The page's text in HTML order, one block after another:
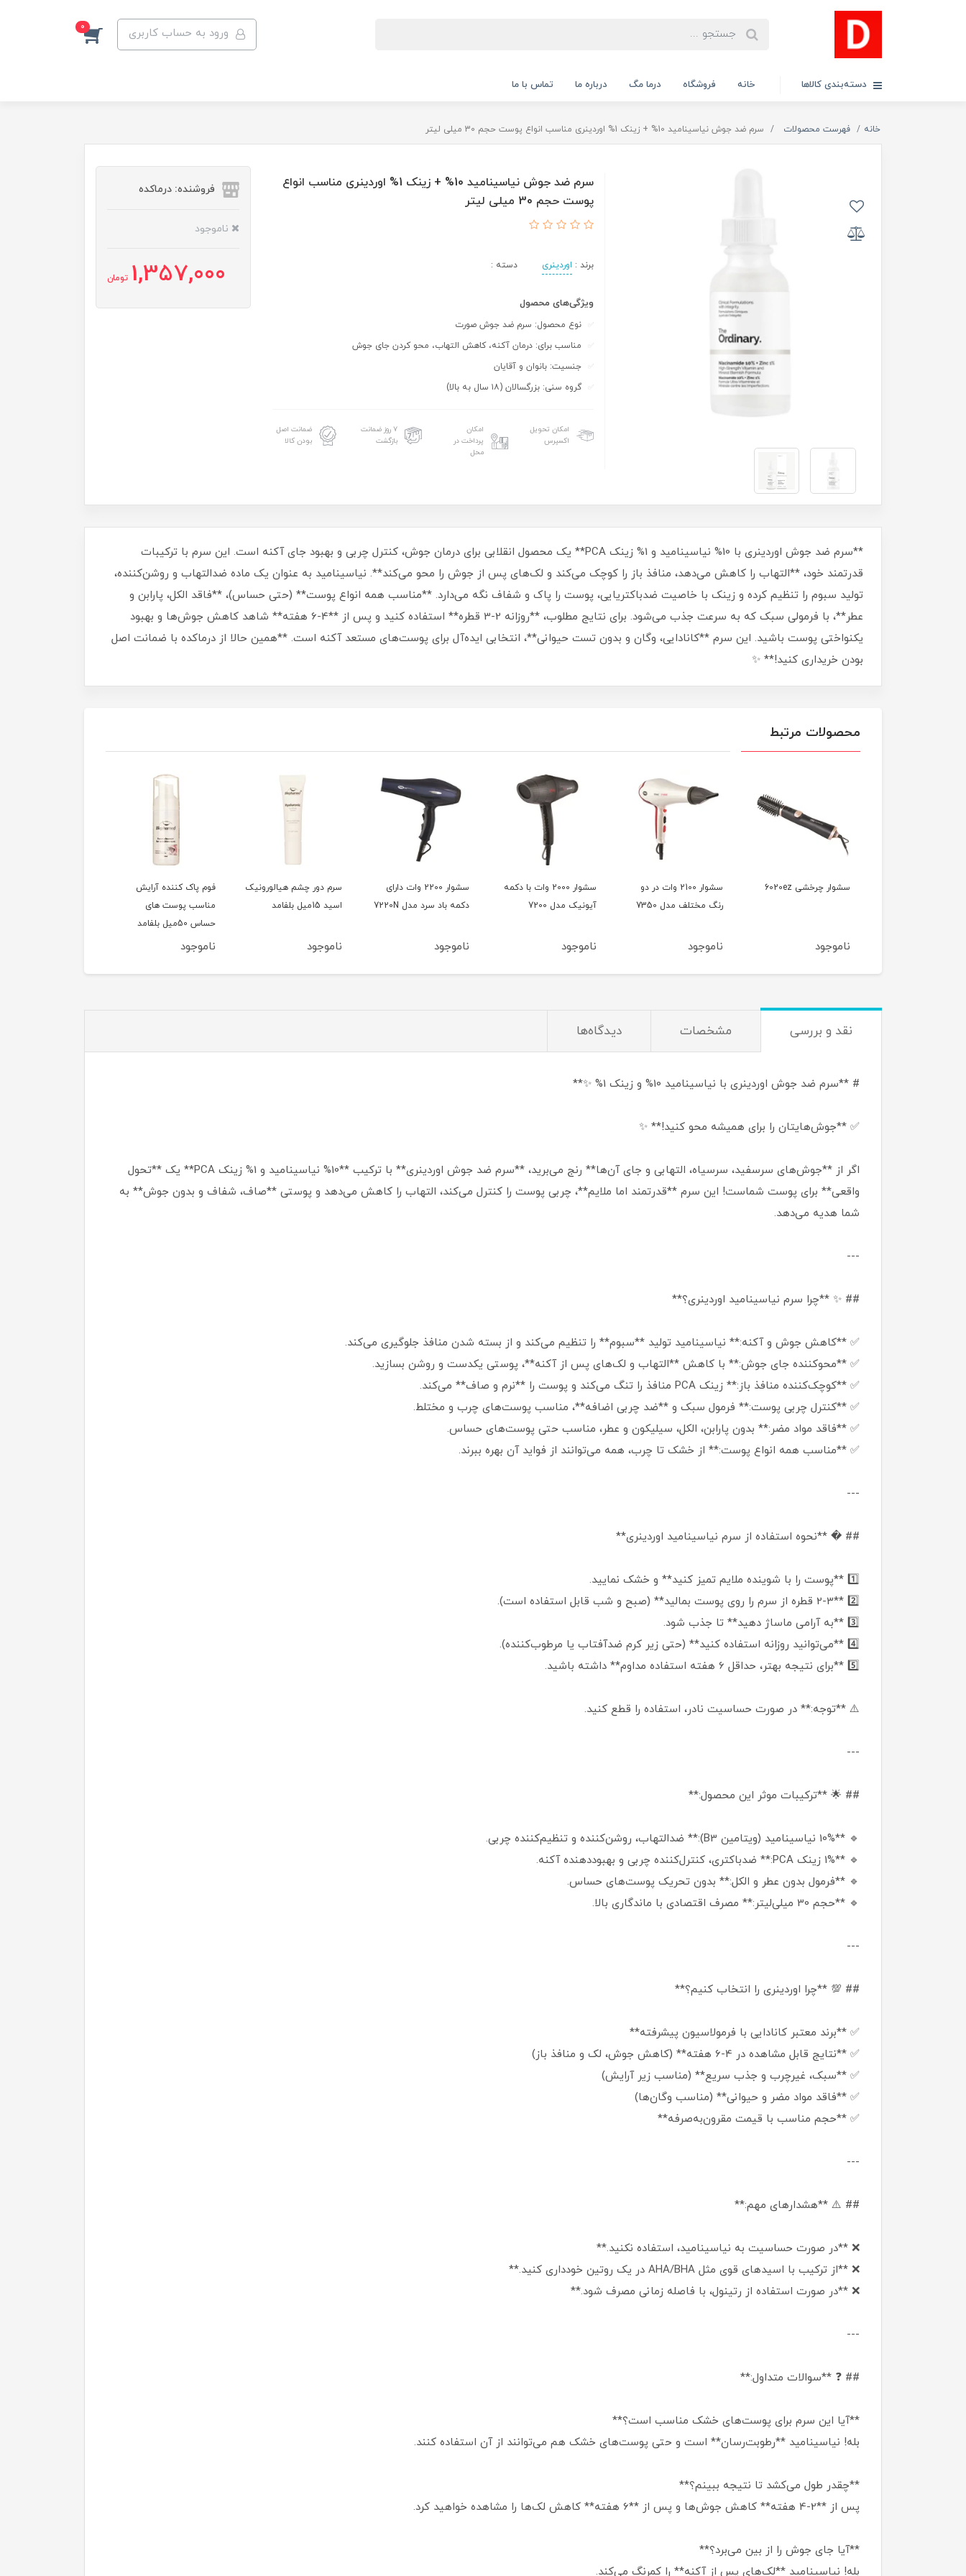
ورود به حساب کاربری 0
دسته‌بندی کالاها خانه فروشگاه درما مگ درباره ما تماس با ما
خانه فهرست محصولات سرم ضد جوش نیاسینامید 10% + زینک 1% اوردینری مناسب انواع پوست حجم 30 میلی لیتر
سرم ضد جوش نیاسینامید 10% + زینک 1% اوردینری مناسب انواع
پوست حجم 30 میلی لیتر
برند : اوردینری دسته :
ویژگی‌های محصول
نوع محصول: سرم ضد جوش صورت
مناسب برای: درمان آکنه، کاهش التهاب، محو کردن جای جوش
جنسیت: بانوان و آقایان
گروه سنی: بزرگسالان (۱۸ سال به بالا)
امکان تحویل
اکسپرس
امکان
پرداخت در
محل
۷ روز ضمانت
بازگشت
ضمانت اصل
بودن کالا
فروشنده: درماکده
ناموجود
1,357,000 تومان
**سرم ضد جوش اوردینری با 10% نیاسینامید و 1% زینک PCA** یک محصول انقلابی برای درمان جوش، کنترل چربی و بهبود جای آکنه است. این سرم با ترکیبات
قدرتمند خود، **التهاب را کاهش می‌دهد، منافذ باز را کوچک می‌کند و لک‌های پس از جوش را محو می‌کند**. نیاسینامید به عنوان یک ماده ضدالتهاب و روشن‌کننده،
تولید سبوم را تنظیم کرده و زینک با خاصیت ضدباکتریایی، پوست را پاک و شفاف نگه می‌دارد. **مناسب همه انواع پوست** (حتی حساس)، **فاقد الکل، پارابن و
عطر**، با فرمولی سبک که به سرعت جذب می‌شود. برای نتایج مطلوب، **روزانه 2-3 قطره** استفاده کنید و پس از **4-6 هفته** شاهد کاهش جوش‌ها و بهبود
یکنواختی پوست باشید. این سرم **کانادایی، وگان و بدون تست حیوانی**، انتخابی ایده‌آل برای پوست‌های مستعد آکنه است. **همین حالا از درماکده با ضمانت اصل
بودن خریداری کنید!** ✨
محصولات مرتبط
سشوار چرخشی 6020ez
ناموجود
سشوار 2100 وات در دو
رنگ مختلف مدل 7350
ناموجود
سشوار 2000 وات با دکمه
آیونیک مدل 7200
ناموجود
سشوار 2200 وات دارای
دکمه باد سرد مدل 7220N
ناموجود
سرم دور چشم هیالورونیک
اسید 15میل بلفامد
ناموجود
فوم پاک کننده آرایش
مناسب پوست های
حساس 50میل بلفامد
ناموجود
نقد و بررسی مشخصات دیدگاه‌ها
# **سرم ضد جوش اوردینری با نیاسینامید 10% و زینک 1% ✨**
✅ **جوش‌هایتان را برای همیشه محو کنید!** ✨
اگر از **جوش‌های سرسفید، سرسیاه، التهابی و جای آن‌ها** رنج می‌برید، **سرم ضد جوش اوردینری** با ترکیب **10% نیاسینامید و 1% زینک PCA** یک **تحول
واقعی** برای پوست شماست! این سرم **قدرتمند اما ملایم**، چربی پوست را کنترل می‌کند، التهاب را کاهش می‌دهد و پوستی **صاف، شفاف و بدون جوش** به
شما هدیه می‌دهد.
---
## ✨ **چرا سرم نیاسینامید اوردینری؟**
✅ **کاهش جوش و آکنه:** نیاسینامید تولید **سبوم** را تنظیم می‌کند و از بسته شدن منافذ جلوگیری می‌کند.
✅ **محوکننده جای جوش:** با کاهش **التهاب و لک‌های پس از آکنه**، پوستی یکدست و روشن بسازید.
✅ **کوچک‌کننده منافذ باز:** زینک PCA منافذ را تنگ می‌کند و پوست را **نرم و صاف** می‌کند.
✅ **کنترل چربی پوست:** فرمول سبک و **ضد چربی اضافه**، مناسب پوست‌های چرب و مختلط.
✅ **فاقد مواد مضر:** بدون پارابن، الکل، سیلیکون و عطر، مناسب حتی پوست‌های حساس.
✅ **مناسب همه انواع پوست:** از خشک تا چرب، همه می‌توانند از فواید آن بهره ببرند.
---
## � **نحوه استفاده از سرم نیاسینامید اوردینری**
1️⃣ **پوست را با شوینده ملایم تمیز کنید** و خشک نمایید.
2️⃣ **2-3 قطره از سرم را روی پوست بمالید** (صبح و شب قابل استفاده است).
3️⃣ **به آرامی ماساژ دهید** تا جذب شود.
4️⃣ **می‌توانید روزانه استفاده کنید** (حتی زیر کرم ضدآفتاب یا مرطوب‌کننده).
5️⃣ **برای نتیجه بهتر، حداقل 6 هفته استفاده مداوم** داشته باشید.
⚠️ **توجه:** در صورت حساسیت نادر، استفاده را قطع کنید.
---
## 🌟 **ترکیبات موثر این محصول:**
🔹 **10% نیاسینامید (ویتامین B3):** ضدالتهاب، روشن‌کننده و تنظیم‌کننده چربی.
🔹 **1% زینک PCA:** ضدباکتری، کنترل‌کننده چربی و بهبوددهنده آکنه.
🔹 **فرمول بدون عطر و الکل:** بدون تحریک پوست‌های حساس.
🔹 **حجم 30 میلی‌لیتر:** مصرف اقتصادی با ماندگاری بالا.
---
## 💯 **چرا اوردینری را انتخاب کنیم؟**
✅ **برند معتبر کانادایی با فرمولاسیون پیشرفته**
✅ **نتایج قابل مشاهده در 4-6 هفته** (کاهش جوش، لک و منافذ باز)
✅ **سبک، غیرچرب و جذب سریع** (مناسب زیر آرایش)
✅ **فاقد مواد مضر و حیوانی** (مناسب وگان‌ها)
✅ **حجم مناسب با قیمت مقرون‌به‌صرفه**
---
## ⚠️ **هشدارهای مهم:**
❌ **در صورت حساسیت به نیاسینامید، استفاده نکنید.**
❌ **از ترکیب با اسیدهای قوی مثل AHA/BHA در یک روتین خودداری کنید.**
❌ **در صورت استفاده از رتینول، با فاصله زمانی مصرف شود.**
---
## ❓ **سوالات متداول:**
**آیا این سرم برای پوست‌های خشک مناسب است؟**
بله! نیاسینامید **رطوبت‌رسان** است و حتی پوست‌های خشک هم می‌توانند از آن استفاده کنند.
**چقدر طول می‌کشد تا نتیجه ببینم؟**
پس از **2-4 هفته** کاهش جوش‌ها و پس از **6 هفته** کاهش لک‌ها را مشاهده خواهید کرد.
**آیا جای جوش را از بین می‌برد؟**
بله! نیاسینامید **لک‌های پس از آکنه** را کمرنگ می‌کند.